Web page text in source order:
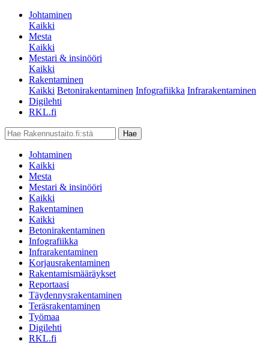
Johtaminen
Kaikki
Mesta
Kaikki
Mestari & insinööri
Kaikki
Rakentaminen
Kaikki Betonirakentaminen Infografiikka Infrarakentaminen
Digilehti
RKL.fi
Johtaminen
Kaikki
Mesta
Mestari & insinööri
Kaikki
Rakentaminen
Kaikki
Betonirakentaminen
Infografiikka
Infrarakentaminen
Korjausrakentaminen
Rakentamismääräykset
Reportaasi
Täydennysrakentaminen
Teräsrakentaminen
Työmaa
Digilehti
RKL.fi